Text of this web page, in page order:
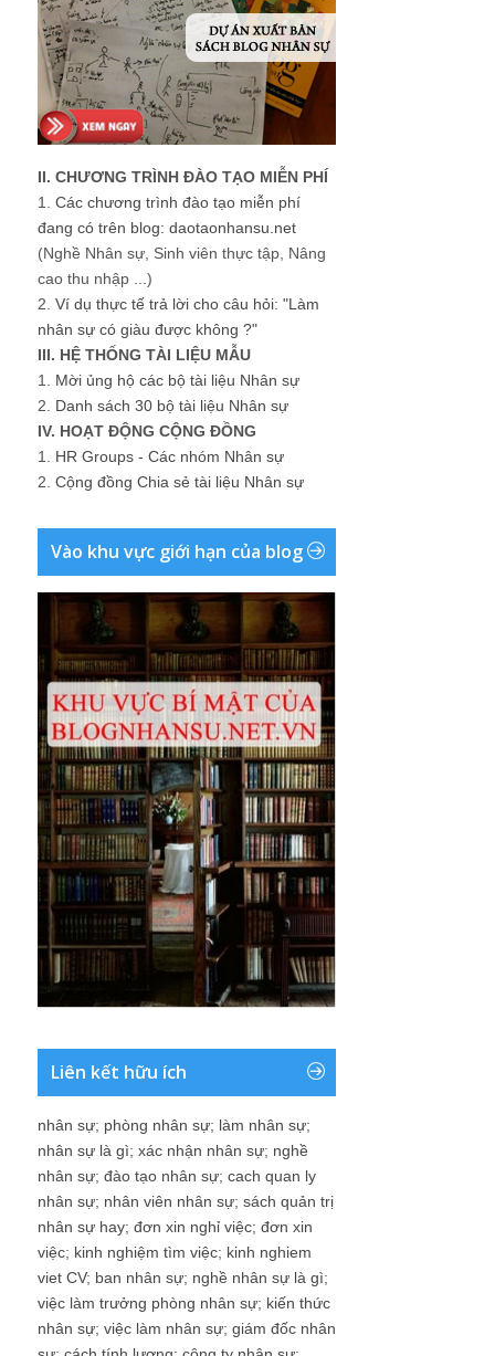
II. CHƯƠNG TRÌNH ĐÀO TẠO MIỄN PHÍ
1. Các chương trình đào tạo miễn phí
đang có trên blog: daotaonhansu.net
(Nghề Nhân sự, Sinh viên thực tập, Nâng
cao thu nhập ...)
2. Ví dụ thực tế trả lời cho câu hỏi: "Làm
nhân sự có giàu được không ?"
III. HỆ THỐNG TÀI LIỆU MẪU
1. Mời ủng hộ các bộ tài liệu Nhân sự
2. Danh sách 30 bộ tài liệu Nhân sự
IV. HOẠT ĐỘNG CỘNG ĐỒNG
1. HR Groups - Các nhóm Nhân sự
2. Cộng đồng Chia sẻ tài liệu Nhân sự
Vào khu vực giới hạn của blog
Liên kết hữu ích
nhân sự; phòng nhân sự; làm nhân sự;
nhân sự là gì; xác nhận nhân sự; nghề
nhân sự; đào tạo nhân sự; cach quan ly
nhân sự; nhân viên nhân sự; sách quản trị
nhân sự hay; đơn xin nghỉ việc; đơn xin
việc; kinh nghiệm tìm việc; kinh nghiem
viet CV; ban nhân sự; nghề nhân sự là gì;
việc làm trưởng phòng nhân sự; kiến thức
nhân sự; việc làm nhân sự; giám đốc nhân